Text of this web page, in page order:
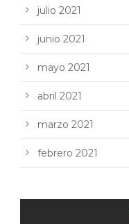
julio 2021
junio 2021
mayo 2021
abril 2021
marzo 2021
febrero 2021